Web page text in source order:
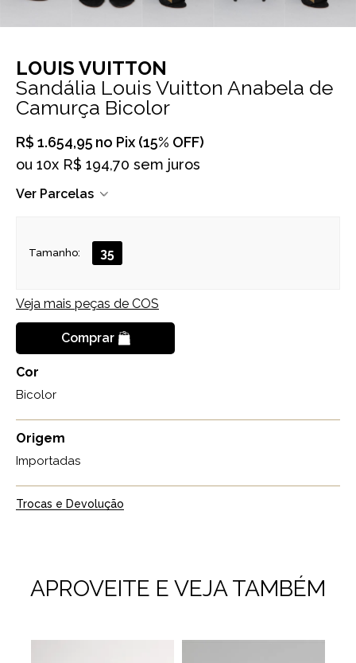
LOUIS VUITTON
Sandália Louis Vuitton Anabela de
Camurça Bicolor
R$ 1.654,95 no Pix (15% OFF)
ou 10x R$ 194,70 sem juros
Ver Parcelas
Tamanho: 35
Veja mais peças de COS
Comprar
Cor
Bicolor
Origem
Importadas
Trocas e Devolução
APROVEITE E VEJA TAMBÉM